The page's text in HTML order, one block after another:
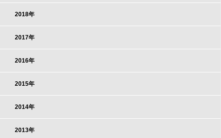
2018年
2017年
2016年
2015年
2014年
2013年